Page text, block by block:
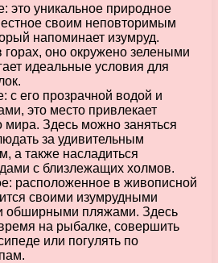
это уникальное природное
своим неповторимым
напоминает изумруд.
оно окружено зелеными
идеальные условия для
с его прозрачной водой и
это место привлекает
мира. Здесь можно заняться
за удивительным
а также насладиться
с близлежащих холмов.
расположенное в живописной
своими изумрудными
обширными пляжами. Здесь
на рыбалке, совершить
или погулять по